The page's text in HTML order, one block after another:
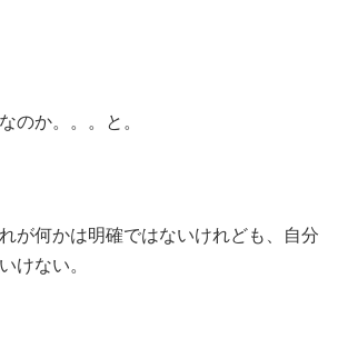
のか。。。と。
が何かは明確ではないけれども、自分
けない。